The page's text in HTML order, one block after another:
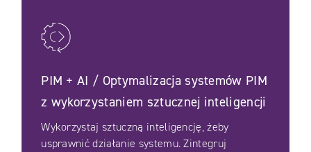
PIM + AI / Optymalizacja systemów PIM
z wykorzystaniem sztucznej inteligencji
Wykorzystaj sztuczną inteligencję, żeby
usprawnić działanie systemu. Zintegruj